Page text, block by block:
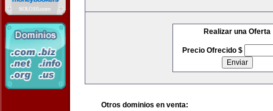
Realizar una Oferta
Precio Ofrecido $
Otros dominios en venta: